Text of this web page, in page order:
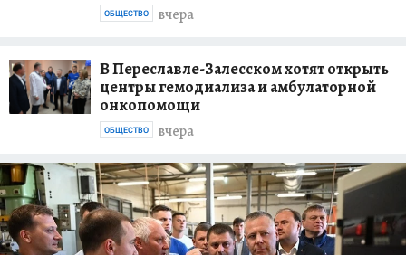
вчера
ОБЩЕСТВО
В Переславле-Залесском хотят открыть
центры гемодиализа и амбулаторной
онкопомощи
вчера
ОБЩЕСТВО